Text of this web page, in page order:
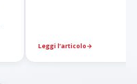
Leggi l’articolo→